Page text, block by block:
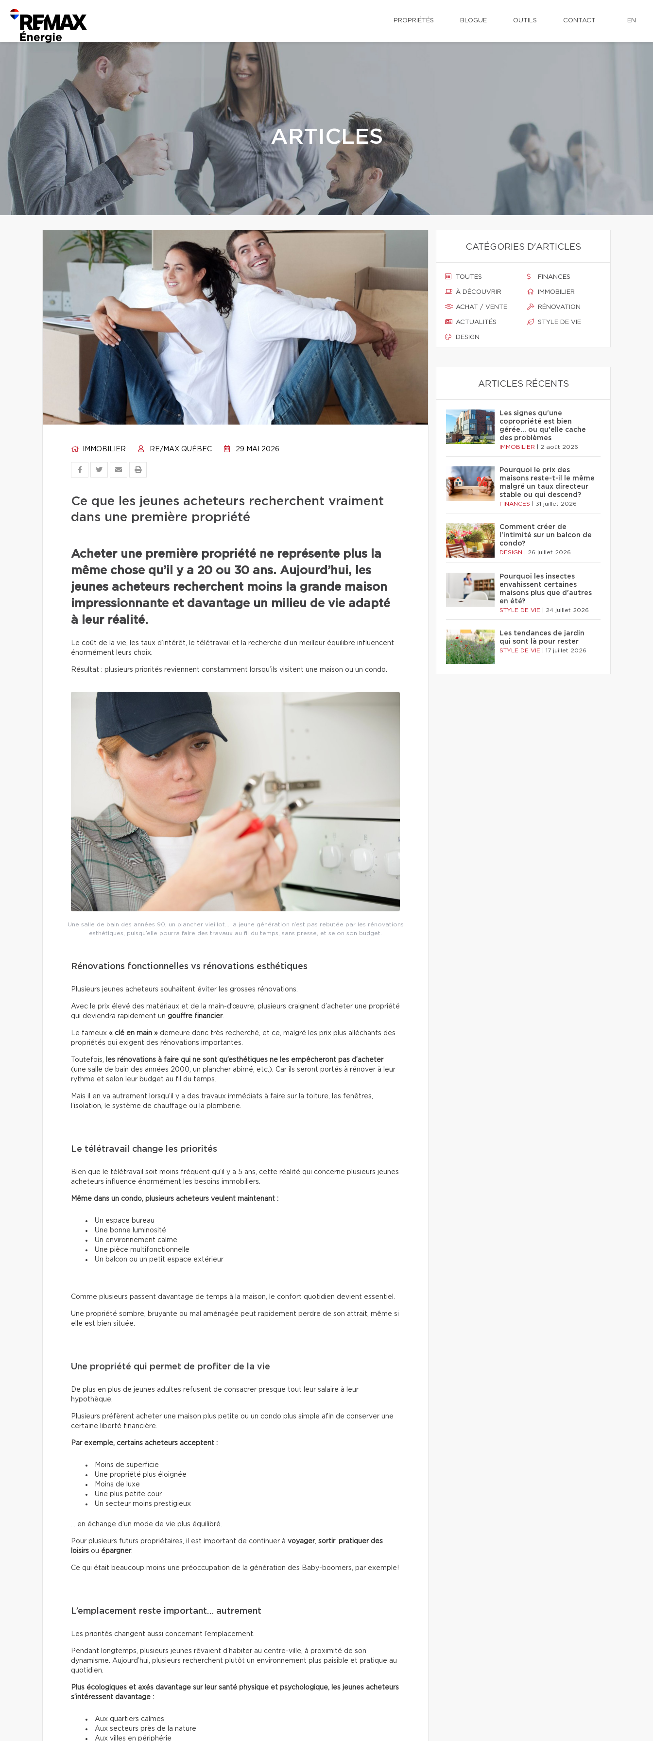
PROPRIÉTÉS BLOGUE OUTILS CONTACT EN
ARTICLES
IMMOBILIER RE/MAX QUÉBEC 29 MAI 2026
Ce que les jeunes acheteurs recherchent vraiment
dans une première propriété
Acheter une première propriété ne représente plus la
même chose qu’il y a 20 ou 30 ans. Aujourd’hui, les
jeunes acheteurs recherchent moins la grande maison
impressionnante et davantage un milieu de vie adapté
à leur réalité.
Le coût de la vie, les taux d’intérêt, le télétravail et la recherche d’un meilleur équilibre influencent
énormément leurs choix.
Résultat : plusieurs priorités reviennent constamment lorsqu’ils visitent une maison ou un condo.
Une salle de bain des années 90, un plancher vieillot… la jeune génération n’est pas rebutée par les rénovations
esthétiques, puisqu’elle pourra faire des travaux au fil du temps, sans presse, et selon son budget.
Rénovations fonctionnelles vs rénovations esthétiques
Plusieurs jeunes acheteurs souhaitent éviter les grosses rénovations.
Avec le prix élevé des matériaux et de la main-d’œuvre, plusieurs craignent d’acheter une propriété
qui deviendra rapidement un gouffre financier.
Le fameux « clé en main » demeure donc très recherché, et ce, malgré les prix plus alléchants des
propriétés qui exigent des rénovations importantes.
Toutefois, les rénovations à faire qui ne sont qu’esthétiques ne les empêcheront pas d’acheter
(une salle de bain des années 2000, un plancher abimé, etc.). Car ils seront portés à rénover à leur
rythme et selon leur budget au fil du temps.
Mais il en va autrement lorsqu’il y a des travaux immédiats à faire sur la toiture, les fenêtres,
l’isolation, le système de chauffage ou la plomberie.
Le télétravail change les priorités
Bien que le télétravail soit moins fréquent qu’il y a 5 ans, cette réalité qui concerne plusieurs jeunes
acheteurs influence énormément les besoins immobiliers.
Même dans un condo, plusieurs acheteurs veulent maintenant :
Un espace bureau
Une bonne luminosité
Un environnement calme
Une pièce multifonctionnelle
Un balcon ou un petit espace extérieur
Comme plusieurs passent davantage de temps à la maison, le confort quotidien devient essentiel.
Une propriété sombre, bruyante ou mal aménagée peut rapidement perdre de son attrait, même si
elle est bien située.
Une propriété qui permet de profiter de la vie
De plus en plus de jeunes adultes refusent de consacrer presque tout leur salaire à leur
hypothèque.
Plusieurs préfèrent acheter une maison plus petite ou un condo plus simple afin de conserver une
certaine liberté financière.
Par exemple, certains acheteurs acceptent :
Moins de superficie
Une propriété plus éloignée
Moins de luxe
Une plus petite cour
Un secteur moins prestigieux
… en échange d’un mode de vie plus équilibré.
Pour plusieurs futurs propriétaires, il est important de continuer à voyager, sortir, pratiquer des
loisirs ou épargner.
Ce qui était beaucoup moins une préoccupation de la génération des Baby-boomers, par exemple!
L’emplacement reste important… autrement
Les priorités changent aussi concernant l’emplacement.
Pendant longtemps, plusieurs jeunes rêvaient d’habiter au centre-ville, à proximité de son
dynamisme. Aujourd’hui, plusieurs recherchent plutôt un environnement plus paisible et pratique au
quotidien.
Plus écologiques et axés davantage sur leur santé physique et psychologique, les jeunes acheteurs
s’intéressent davantage :
Aux quartiers calmes
Aux secteurs près de la nature
Aux villes en périphérie
CATÉGORIES D'ARTICLES
TOUTES
À DÉCOUVRIR
ACHAT / VENTE
ACTUALITÉS
DESIGN
FINANCES
IMMOBILIER
RÉNOVATION
STYLE DE VIE
ARTICLES RÉCENTS
Les signes qu'une
copropriété est bien
gérée… ou qu'elle cache
des problèmes
IMMOBILIER 2 août 2026
Pourquoi le prix des
maisons reste-t-il le même
malgré un taux directeur
stable ou qui descend?
FINANCES 31 juillet 2026
Comment créer de
l'intimité sur un balcon de
condo?
DESIGN 26 juillet 2026
Pourquoi les insectes
envahissent certaines
maisons plus que d'autres
en été?
STYLE DE VIE 24 juillet 2026
Les tendances de jardin
qui sont là pour rester
STYLE DE VIE 17 juillet 2026